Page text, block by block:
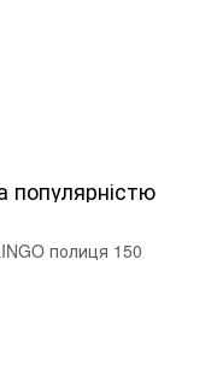
популярністю